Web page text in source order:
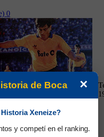
0
×
de Boca
Xeneize?
y competí en el ranking.